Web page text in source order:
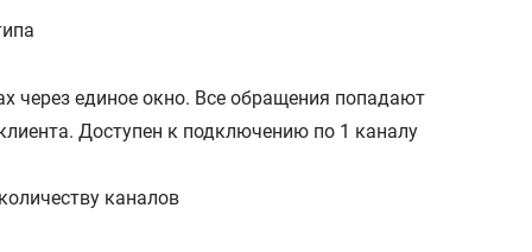
через единое окно. Все обращения попадают
Доступен к подключению по 1 каналу
каналов